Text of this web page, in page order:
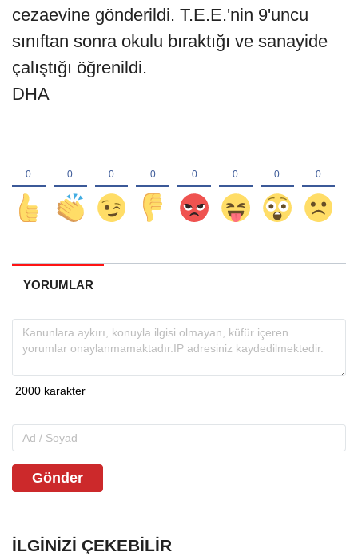
cezaevine gönderildi. T.E.E.'nin 9'uncu
sınıftan sonra okulu bıraktığı ve sanayide
çalıştığı öğrenildi.
DHA
YORUMLAR
Gönder
İLGINIZI ÇEKEBILIR